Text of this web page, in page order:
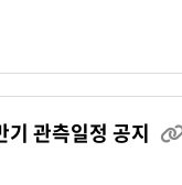
관측일정 공지